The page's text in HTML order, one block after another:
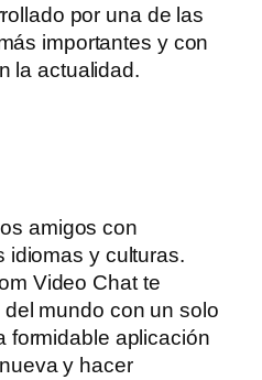
por una de las
importantes y con
la actualidad.
amigos con
idiomas y culturas.
Video Chat te
mundo con un solo
formidable aplicación
y hacer